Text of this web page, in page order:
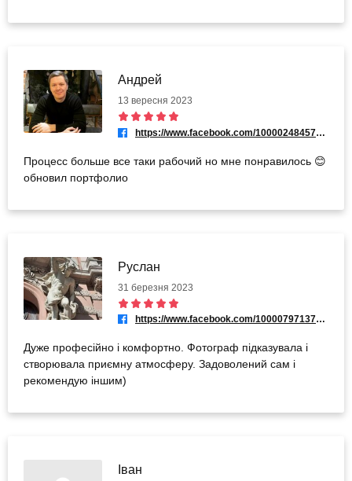
Андрей
13 вересня 2023
https://www.facebook.com/100002484573231
Процесс больше все таки рабочий но мне понравилось 😊
обновил портфолио
Руслан
31 березня 2023
https://www.facebook.com/100007971373247
Дуже професійно і комфортно. Фотограф підказувала і
створювала приємну атмосферу. Задоволений сам і
рекомендую іншим)
Іван